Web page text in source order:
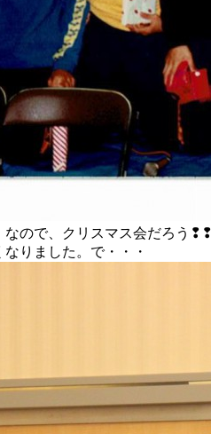
なので、クリスマス会だろう
りました。で・・・